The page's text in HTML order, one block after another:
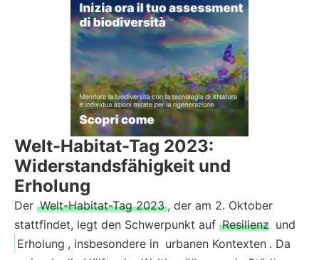
Welt-Habitat-Tag 2023:
Widerstandsfähigkeit und
Erholung
Der Welt-Habitat-Tag 2023 , der am 2. Oktober
stattfindet, legt den Schwerpunkt auf Resilienz und
Erholung , insbesondere in urbanen Kontexten . Da